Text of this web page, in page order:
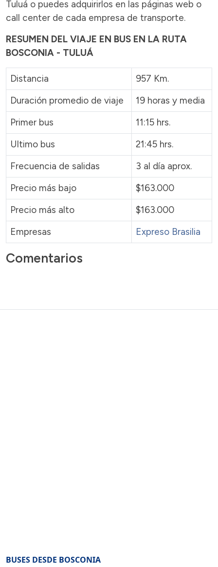
Tuluá o puedes adquirirlos en las páginas web o
call center de cada empresa de transporte.
RESUMEN DEL VIAJE EN BUS EN LA RUTA
BOSCONIA - TULUÁ
Distancia
957 Km.
Duración promedio de viaje
19 horas y media
Primer bus
11:15 hrs.
Ultimo bus
21:45 hrs.
Frecuencia de salidas
3 al día aprox.
Precio más bajo
$163.000
Precio más alto
$163.000
Empresas
Expreso Brasilia
Comentarios
BUSES DESDE BOSCONIA